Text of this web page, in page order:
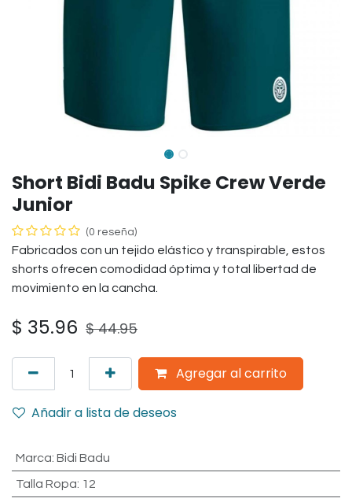
Short Bidi Badu Spike Crew Verde
Junior
(0 reseña)
Fabricados con un tejido elástico y transpirable, estos
shorts ofrecen comodidad óptima y total libertad de
movimiento en la cancha.
$ 35.96 $44.95
Agregar al carrito
Añadir a lista de deseos
Marca: Bidi Badu
Talla Ropa: 12